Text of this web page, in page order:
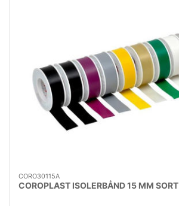
CORO30115A
COROPLAST ISOLERBÅND 15 MM SORT